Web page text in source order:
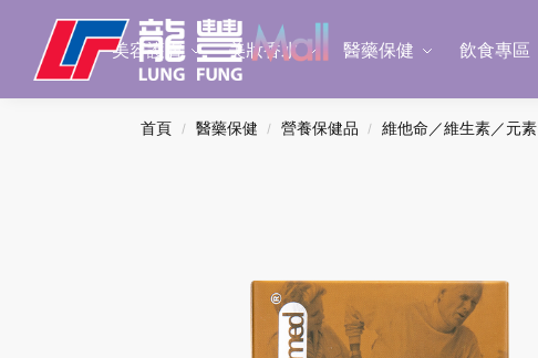
美容護膚 美妝香水 醫藥保健 飲食專區
Search
首頁 / 醫藥保健 / 營養保健品 / 維他命／維生素／元素